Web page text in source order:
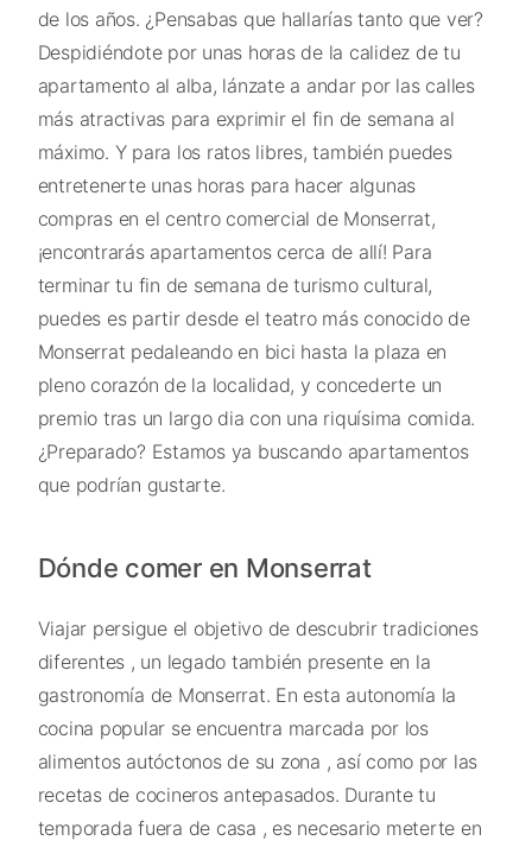
de los años. ¿Pensabas que hallarías tanto que ver?
Despidiéndote por unas horas de la calidez de tu
apartamento al alba, lánzate a andar por las calles
más atractivas para exprimir el fin de semana al
máximo. Y para los ratos libres, también puedes
entretenerte unas horas para hacer algunas
compras en el centro comercial de Monserrat,
¡encontrarás apartamentos cerca de allí! Para
terminar tu fin de semana de turismo cultural,
puedes es partir desde el teatro más conocido de
Monserrat pedaleando en bici hasta la plaza en
pleno corazón de la localidad, y concederte un
premio tras un largo dia con una riquísima comida.
¿Preparado? Estamos ya buscando apartamentos
que podrían gustarte.
Dónde comer en Monserrat
Viajar persigue el objetivo de descubrir tradiciones
diferentes , un legado también presente en la
gastronomía de Monserrat. En esta autonomía la
cocina popular se encuentra marcada por los
alimentos autóctonos de su zona , así como por las
recetas de cocineros antepasados. Durante tu
temporada fuera de casa , es necesario meterte en